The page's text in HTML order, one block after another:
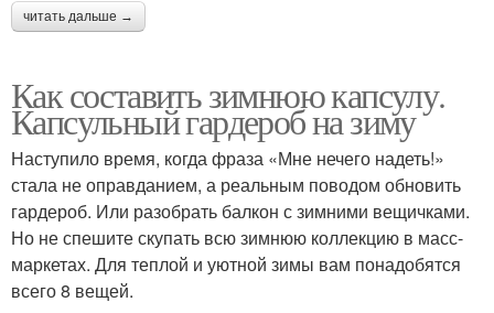
читать дальше →
Как составить зимнюю капсулу.
Капсульный гардероб на зиму
Наступило время, когда фраза «Мне нечего надеть!»
стала не оправданием, а реальным поводом обновить
гардероб. Или разобрать балкон с зимними вещичками.
Но не спешите скупать всю зимнюю коллекцию в масс-
маркетах. Для теплой и уютной зимы вам понадобятся
всего 8 вещей.